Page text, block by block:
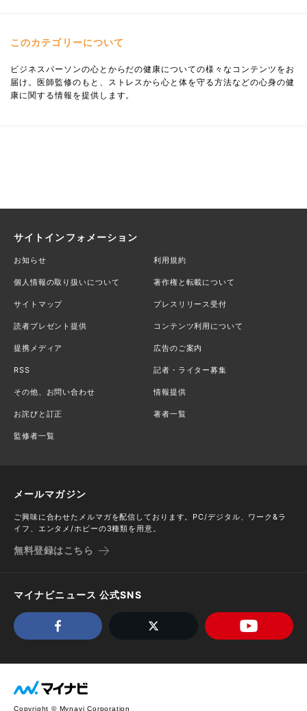
このカテゴリーについて
ビジネスパーソンの心とからだの健康についての様々なコンテンツをお
届け。医師監修のもと、ストレスから心と体を守る方法などの心身の健
康に関する情報を提供します。
サイトインフォメーション
お知らせ 利用規約
個人情報の取り扱いについて 著作権と転載について
サイトマップ プレスリリース受付
読者プレゼント提供 コンテンツ利用について
提携メディア 広告のご案内
RSS 記者・ライター募集
その他、お問い合わせ 情報提供
お詫びと訂正 著者一覧
監修者一覧
メールマガジン
ご興味に合わせたメルマガを配信しております。PC/デジタル、ワーク&ラ
イフ、エンタメ/ホビーの3種類を用意。
無料登録はこちら
マイナビニュース 公式SNS
Copyright © Mynavi Corporation